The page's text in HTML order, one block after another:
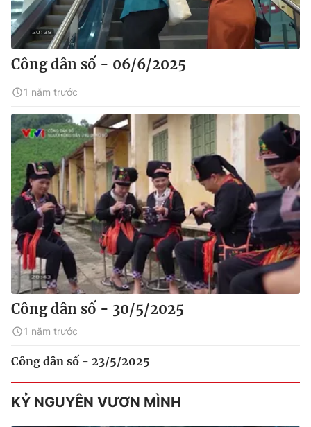
Công dân số - 06/6/2025
1 năm trước
Công dân số - 30/5/2025
1 năm trước
Công dân số - 23/5/2025
KỶ NGUYÊN VƯƠN MÌNH